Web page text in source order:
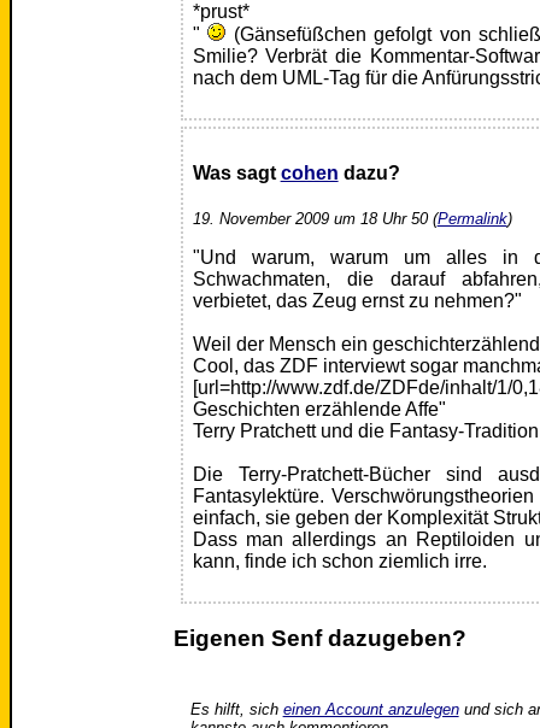
*prust*
"
(Gänsefüßchen gefolgt von
Smilie? Verbrät die Kommentar-
nach dem UML-Tag für die
Was sagt cohen dazu?
19. November 2009 um 18 Uhr 50 (Permalink)
"Und warum, warum um alles in
Schwachmaten, die darauf
verbietet, das Zeug ernst zu nehmen?"
Weil der Mensch ein
Cool, das ZDF interviewt sogar
[url=http://www.zdf.de/ZDFde/inhalt/1/
Geschichten erzählende Affe"
Terry Pratchett und die Fantasy-
Die Terry-Pratchett-Bücher sind
Fantasylektüre.
einfach, sie geben der Komplexität
Dass man allerdings an Reptiloiden
kann, finde ich schon ziemlich irre.
Eigenen Senf dazugeben?
Es hilft, sich einen Account anzulegenund sich